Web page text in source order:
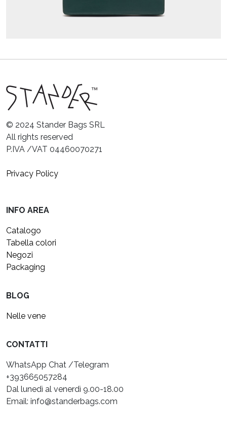
© 2024 Stander Bags SRL
All rights reserved
P.IVA /VAT 04460070271
Privacy Policy
INFO AREA
Catalogo
Tabella colori
Negozi
Packaging
BLOG
Nelle vene
CONTATTI
WhatsApp Chat /Telegram
+393665057284
Dal lunedì al venerdì 9.00-18.00
Email: info@standerbags.com